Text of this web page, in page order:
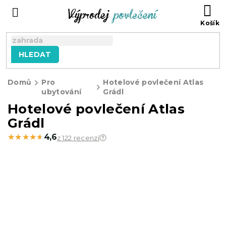
HLEDAT
Domů
Pro
ubytování
Hotelové povlečení Atlas
Grádl
Hotelové povlečení Atlas
Grádl
★★★★★
★★★★★ 4,6z 122 recenzí